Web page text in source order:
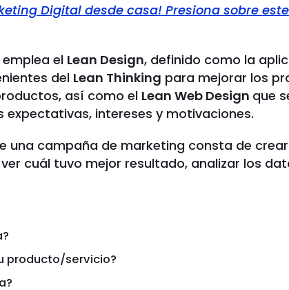
Digital desde casa! Presiona sobre
el Lean Design, definido como la
del Lean Thinking para mejorar los
así como el Lean Web Design que
expectativas, intereses y motivaciones.
una campaña de marketing consta de
cuál tuvo mejor resultado, analizar los
producto/servicio?